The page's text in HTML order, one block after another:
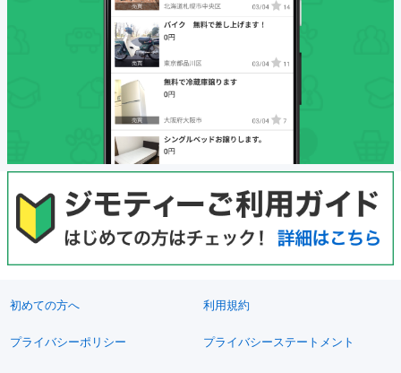
初めての方へ 利用規約
プライバシーポリシー プライバシーステートメント